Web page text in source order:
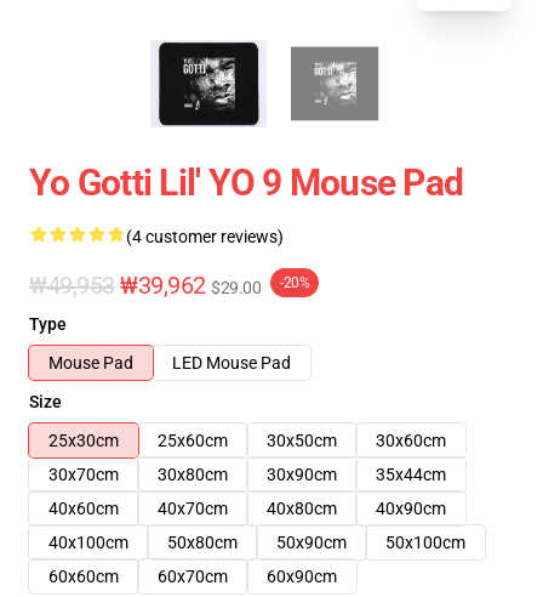
Yo Gotti Lil' YO 9 Mouse Pad
(4 customer reviews)
₩49,953 ₩39,962 $29.00 -20%
Type
Mouse Pad
LED Mouse Pad
Size
25x30cm
25x60cm 30x50cm
30x60cm
30x70cm
30x80cm 30x90cm
35x44cm
40x60cm
40x70cm 40x80cm
40x90cm
40x100cm
50x80cm 50x90cm
50x100cm
60x60cm
60x70cm 60x90cm